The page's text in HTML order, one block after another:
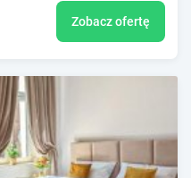
Zobacz ofertę